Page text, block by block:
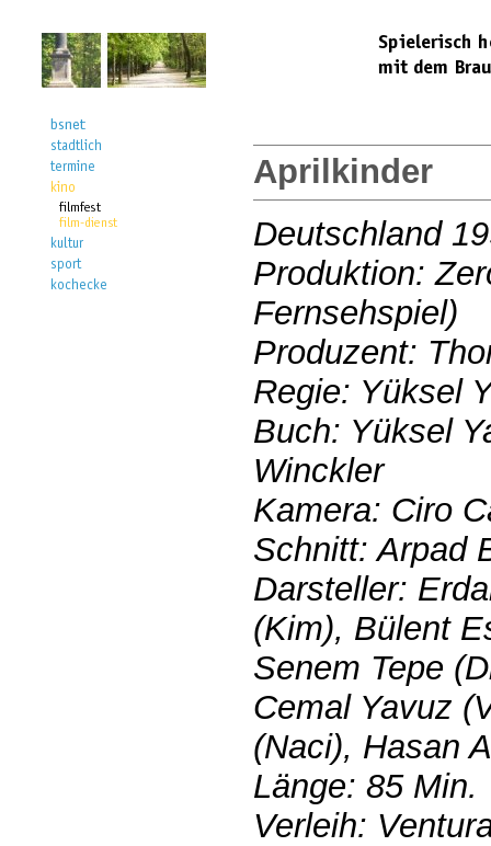
Aprilkinder
Deutschland
Produktion:
Fernsehspiel)
Produzent:
Regie: Yüksel
Buch: Yüksel
Winckler
Kamera: Ciro
Schnitt: Arpad
Darsteller:
(Kim), Bülent
Senem Tepe
Cemal Yavuz
(Naci), Hasan
Länge: 85 Min.
Verleih: